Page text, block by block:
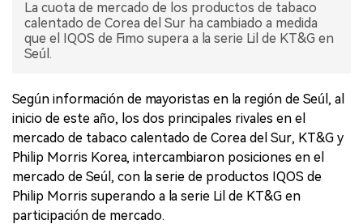
La cuota de mercado de los productos de tabaco
calentado de Corea del Sur ha cambiado a medida
que el IQOS de Fimo supera a la serie Lil de KT&G en
Seúl.
Según información de mayoristas en la región de Seúl, al
inicio de este año, los dos principales rivales en el
mercado de tabaco calentado de Corea del Sur, KT&G y
Philip Morris Korea, intercambiaron posiciones en el
mercado de Seúl, con la serie de productos IQOS de
Philip Morris superando a la serie Lil de KT&G en
participación de mercado.